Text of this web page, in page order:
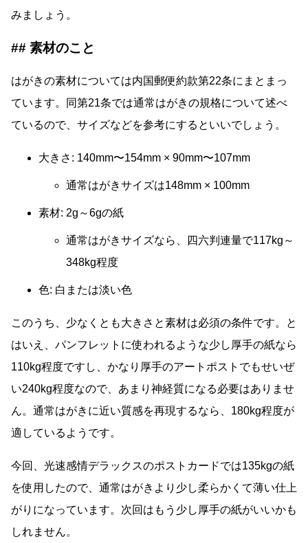
みましょう。
素材のこと
はがきの素材については内国郵便約款第22条にまとまっ
ています。同第21条では通常はがきの規格について述べ
ているので、サイズなどを参考にするといいでしょう。
大きさ: 140mm〜154mm × 90mm〜107mm
通常はがきサイズは148mm × 100mm
素材: 2g～6gの紙
通常はがきサイズなら、四六判連量で117kg～
348kg程度
色: 白または淡い色
このうち、少なくとも大きさと素材は必須の条件です。と
はいえ、パンフレットに使われるような少し厚手の紙なら
110kg程度ですし、かなり厚手のアートポストでもせいぜ
い240kg程度なので、あまり神経質になる必要はありませ
ん。通常はがきに近い質感を再現するなら、180kg程度が
適しているようです。
今回、光速感情デラックスのポストカードでは135kgの紙
を使用したので、通常はがきより少し柔らかくて薄い仕上
がりになっています。次回はもう少し厚手の紙がいいかも
しれません。